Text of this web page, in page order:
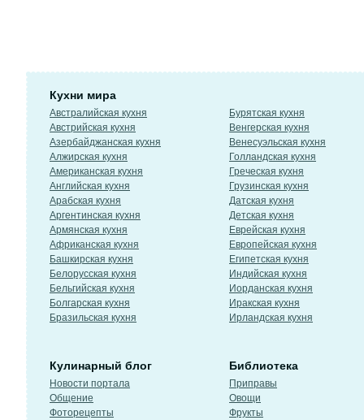
Кухни мира
Австралийская кухня
Австрийская кухня
Азербайджанская кухня
Алжирская кухня
Американская кухня
Английская кухня
Арабская кухня
Аргентинская кухня
Армянская кухня
Африканская кухня
Башкирская кухня
Белорусская кухня
Бельгийская кухня
Болгарская кухня
Бразильская кухня
Бурятская кухня
Венгерская кухня
Венесуэльская кухня
Голландская кухня
Греческая кухня
Грузинская кухня
Датская кухня
Детская кухня
Еврейская кухня
Европейская кухня
Египетская кухня
Индийская кухня
Иорданская кухня
Иракская кухня
Ирландская кухня
Кулинарный блог
Новости портала
Общение
Фоторецепты
Библиотека
Приправы
Овощи
Фрукты